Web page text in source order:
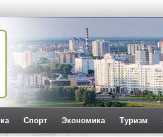
Спорт Экономика Туризм